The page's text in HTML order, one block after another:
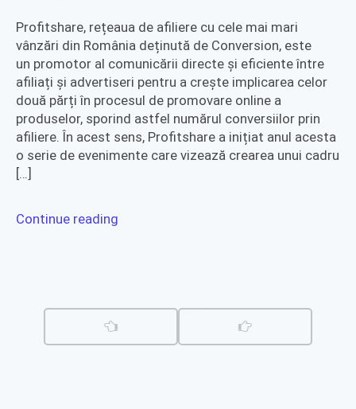
Profitshare, rețeaua de afiliere cu cele mai mari
vânzări din România deținută de Conversion, este
un promotor al comunicării directe și eficiente între
afiliați și advertiseri pentru a crește implicarea celor
două părți în procesul de promovare online a
produselor, sporind astfel numărul conversiilor prin
afiliere. În acest sens, Profitshare a inițiat anul acesta
o serie de evenimente care vizează crearea unui cadru
[…]
Continue reading